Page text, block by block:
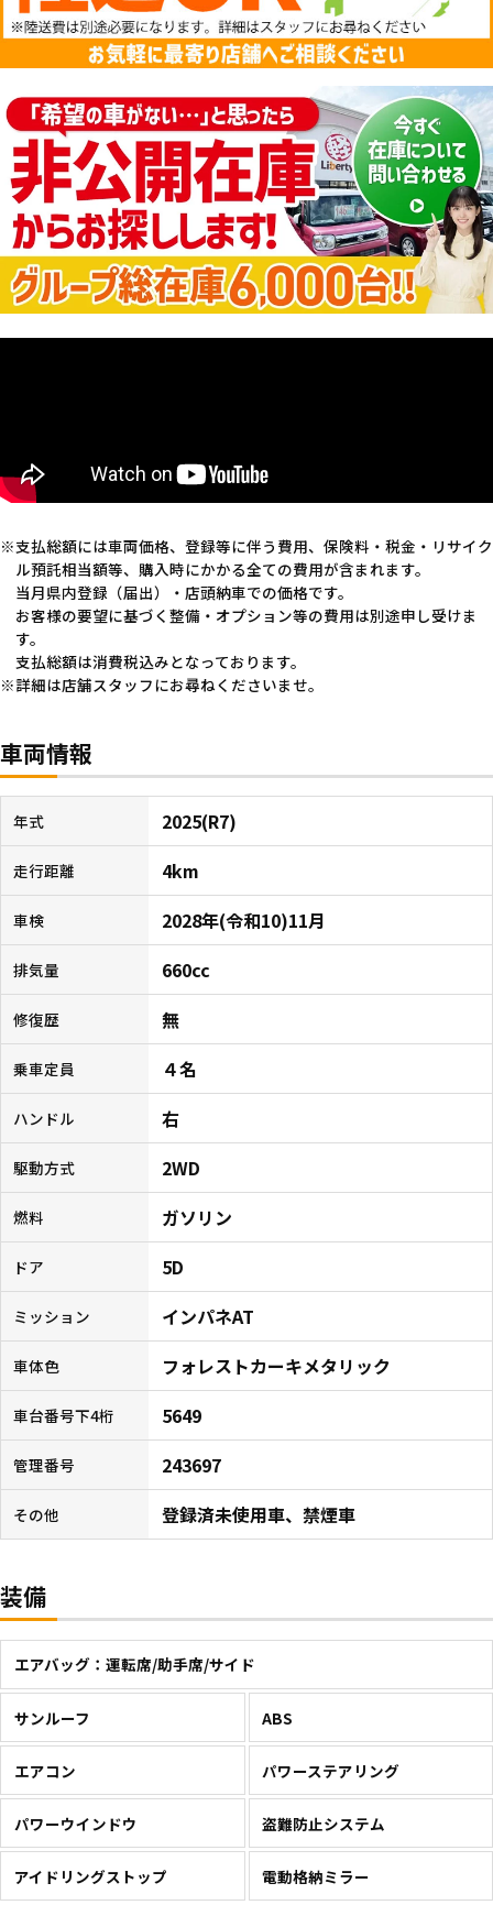
支払総額には車両価格、登録等に伴う費用、保険料・税金・リサイク
ル預託相当額等、購入時にかかる全ての費用が含まれます。
当月県内登録（届出）・店頭納車での価格です。
お客様の要望に基づく整備・オプション等の費用は別途申し受けま
す。
支払総額は消費税込みとなっております。
詳細は店舗スタッフにお尋ねくださいませ。
車両情報
年式 2025(R7)
走行距離 4km
車検 2028年(令和10)11月
排気量 660cc
修復歴 無
乗車定員 ４名
ハンドル 右
駆動方式 2WD
燃料 ガソリン
ドア 5D
ミッション インパネAT
車体色 フォレストカーキメタリック
車台番号下4桁 5649
管理番号 243697
その他 登録済未使用車、禁煙車
装備
エアバッグ：運転席/助手席/サイド
サンルーフ ABS
エアコン パワーステアリング
パワーウインドウ 盗難防止システム
アイドリングストップ 電動格納ミラー